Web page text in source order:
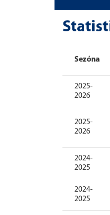
Sezóna
2025-
2026
2025-
2026
2024-
2025
2024-
2025